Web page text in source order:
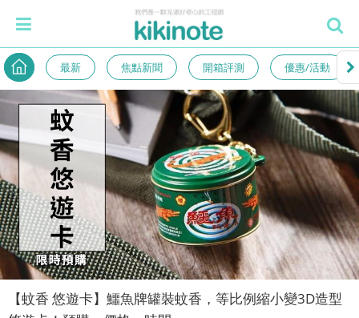
最新 焦點新聞 開箱評測 優惠/活動
【蚊香 悠遊卡】鱷魚牌罐裝蚊香，等比例縮小變3D造型